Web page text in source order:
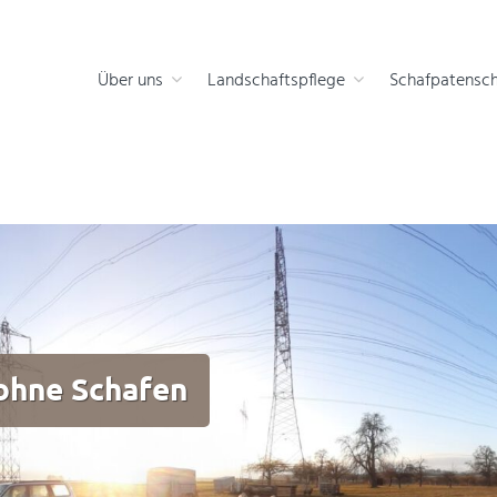
Über uns Landschaftspflege
Schafen